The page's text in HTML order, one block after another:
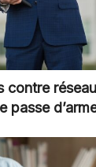
contre
passe